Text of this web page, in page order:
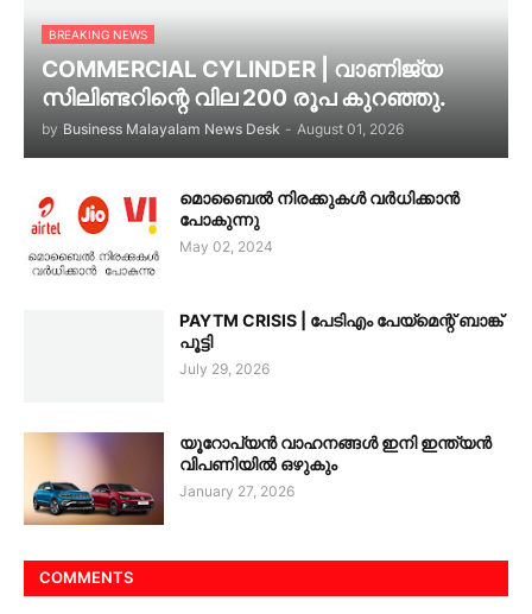
BREAKING NEWS
COMMERCIAL CYLINDER | വാണിജ്യ
സിലിണ്ടറിന്റെ വില 200 രൂപ കുറഞ്ഞു.
by Business Malayalam News Desk - August 01, 2026
മൊബൈൽ നിരക്കുകൾ വർധിക്കാൻ
പോകുന്നു
May 02, 2024
PAYTM CRISIS | പേടിഎം പേയ്മെന്റ് ബാങ്ക്
പൂട്ടി
July 29, 2026
യൂറോപ്യൻ വാഹനങ്ങൾ ഇനി ഇന്ത്യൻ
വിപണിയിൽ ഒഴുകും
January 27, 2026
COMMENTS